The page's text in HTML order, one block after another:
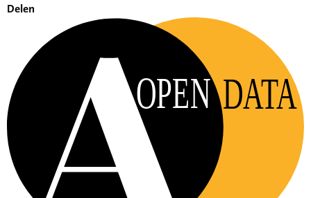
Delen
OPEN DATA